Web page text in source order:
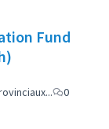
Fund
0